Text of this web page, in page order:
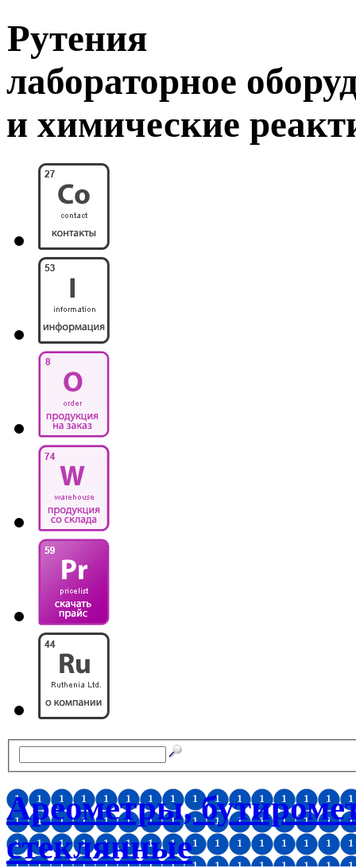
Рутения
лабораторное
и химические
Ареометры,
стеклянные